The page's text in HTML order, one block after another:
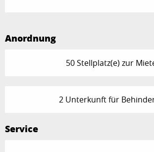
Anordnung
50 Stellplatz(e) zur
2 Unterkunft für
Service